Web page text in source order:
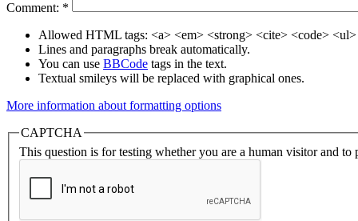
Comment: *
Allowed HTML tags: <a> <em> <strong> <cite> <code>
Lines and paragraphs break automatically.
You can use BBCode tags in the text.
Textual smileys will be replaced with graphical ones.
More information about formatting options
CAPTCHA
This question is for testing whether you are a human visitor and to